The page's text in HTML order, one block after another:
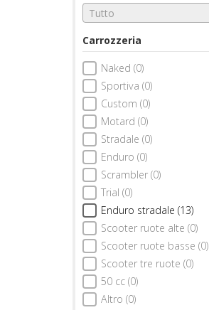
Tutto
Carrozzeria
Naked (0)
Sportiva (0)
Custom (0)
Motard (0)
Stradale (0)
Enduro (0)
Scrambler (0)
Trial (0)
Enduro stradale (13)
Scooter ruote alte (0)
Scooter ruote basse (0)
Scooter tre ruote (0)
50 cc (0)
Altro (0)